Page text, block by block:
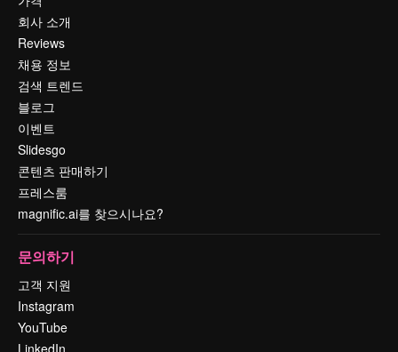
회사 소개
Reviews
채용 정보
검색 트렌드
블로그
이벤트
Slidesgo
콘텐츠 판매하기
프레스룸
magnific.ai를 찾으시나요?
문의하기
고객 지원
Instagram
YouTube
LinkedIn